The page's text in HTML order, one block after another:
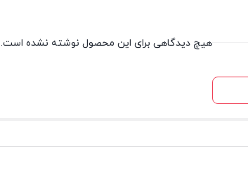
هیچ دیدگاهی برای این محصول نوشته نشده است.